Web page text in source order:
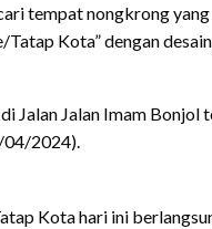
tempat nongkrong yang
Tatap Kota” dengan
Jalan Jalan Imam Bonjol
04/2024).
Kota hari ini